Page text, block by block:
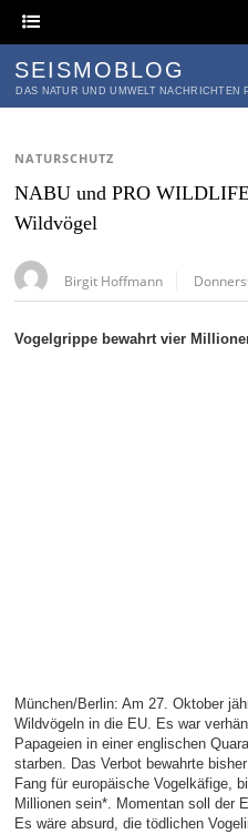
SEISMOBLOG
DAS NATUR UND UMWELT NACHRICHTEN
NATURSCHUTZ
NABU und PRO
Wildvögel
Birgit Hoffmann
Vogelgrippe bewahrt vier
München/Berlin: Am 27. Oktober
Wildvögeln in die EU. Es war
Papageien in einer englischen
starben. Das Verbot bewahrte
Fang für europäische Vogelkäfige,
Millionen sein*. Momentan soll der
Es wäre absurd, die tödlichen